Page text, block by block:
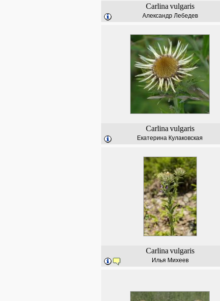
Carlina vulgaris
Александр Лебедев
Carlina vulgaris
Екатерина Кулаковская
Carlina vulgaris
Илья Михеев